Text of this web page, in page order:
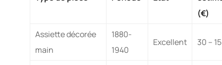
(€)
Assiette décorée
main
1880-
1940
Excellent 30 –